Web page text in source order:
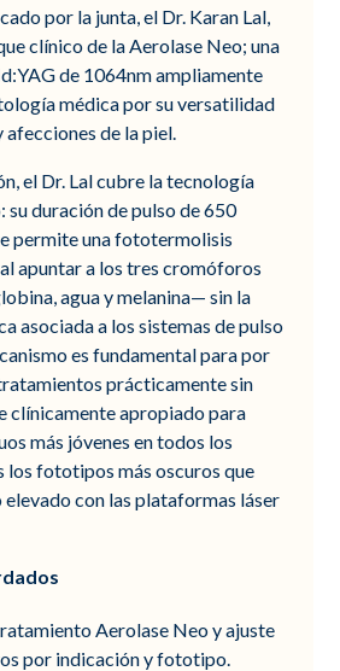
por la junta, el Dr. Karan Lal,
clínico de la Aerolase Neo; una
de 1064nm ampliamente
médica por su versatilidad
de la piel.
el Dr. Lal cubre la tecnología
duración de pulso de 650
permite una fototermolisis
apuntar a los tres cromóforos
agua y melanina— sin la
asociada a los sistemas de pulso
es fundamental para por
prácticamente sin
clínicamente apropiado para
más jóvenes en todos los
fototipos más oscuros que
elevado con las plataformas láser
Aerolase Neo y ajuste
por indicación y fototipo.